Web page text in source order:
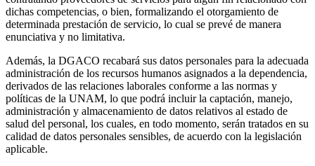
dichas competencias, o bien, formalizando el otorgamiento de
determinada prestación de servicio, lo cual se prevé de manera
enunciativa y no limitativa.
Además, la DGACO recabará sus datos personales para la adecuada
administración de los recursos humanos asignados a la dependencia,
derivados de las relaciones laborales conforme a las normas y
políticas de la UNAM, lo que podrá incluir la captación, manejo,
administración y almacenamiento de datos relativos al estado de
salud del personal, los cuales, en todo momento, serán tratados en su
calidad de datos personales sensibles, de acuerdo con la legislación
aplicable.